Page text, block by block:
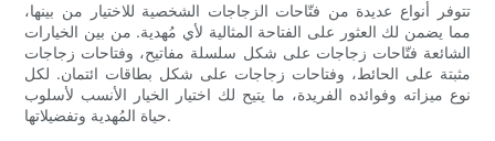
تتوفر أنواع عديدة من فتّاحات الزجاجات الشخصية للاختيار من بينها،
مما يضمن لك العثور على الفتاحة المثالية لأي مُهدية. من بين الخيارات
الشائعة فتّاحات زجاجات على شكل سلسلة مفاتيح، وفتاحات زجاجات
مثبتة على الحائط، وفتاحات زجاجات على شكل بطاقات ائتمان. لكل
نوع ميزاته وفوائده الفريدة، ما يتيح لك اختيار الخيار الأنسب لأسلوب
حياة المُهدية وتفضيلاتها.